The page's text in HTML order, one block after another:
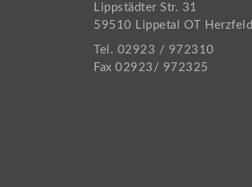
Lippstädter Str. 31
59510 Lippetal OT Herzfeld
Tel. 02923 / 972310
Fax 02923/ 972325